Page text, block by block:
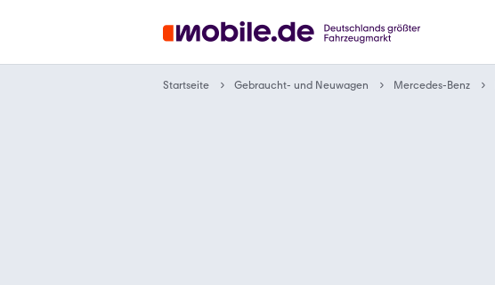
Startseite Gebraucht- und Neuwagen Mercedes-Benz